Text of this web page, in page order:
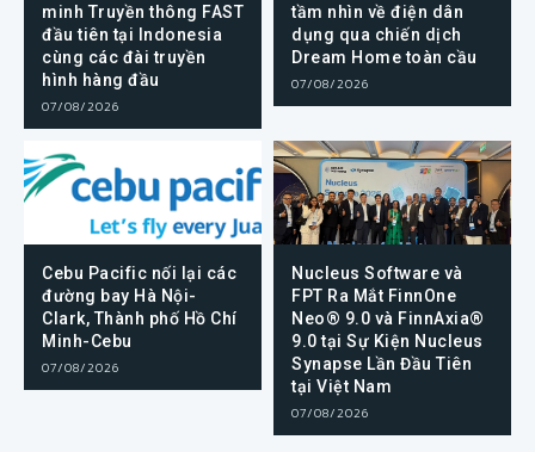
minh Truyền thông FAST
đầu tiên tại Indonesia
cùng các đài truyền
hình hàng đầu
07/08/2026
tầm nhìn về điện dân
dụng qua chiến dịch
Dream Home toàn cầu
07/08/2026
Cebu Pacific nối lại các
đường bay Hà Nội-
Clark, Thành phố Hồ Chí
Minh-Cebu
07/08/2026
Nucleus Software và
FPT Ra Mắt FinnOne
Neo® 9.0 và FinnAxia®
9.0 tại Sự Kiện Nucleus
Synapse Lần Đầu Tiên
tại Việt Nam
07/08/2026